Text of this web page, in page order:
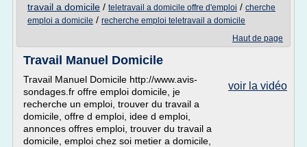
travail a domicile / teletravail a domicile offre d'emploi / cherche
emploi a domicile / recherche emploi teletravail a domicile
Haut de page
Travail Manuel Domicile
voir la vidéo
Travail Manuel Domicile http://www.avis-
sondages.fr offre emploi domicile, je
recherche un emploi, trouver du travail a
domicile, offre d emploi, idee d emploi,
annonces offres emploi, trouver du travail a
domicile, emploi chez soi metier a domicile,